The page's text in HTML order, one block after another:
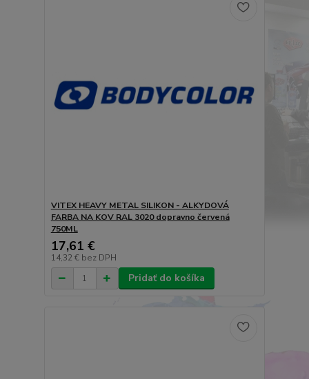
VITEX HEAVY METAL SILIKON - ALKYDOVÁ
FARBA NA KOV RAL 3020 dopravno červená
750ML
17,61 €
14,32 € bez DPH
Pridať do košíka